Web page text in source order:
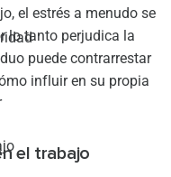
el estrés a menudo se
lo tanto perjudica la
puede contrarrestar
influir en su propia
el trabajo